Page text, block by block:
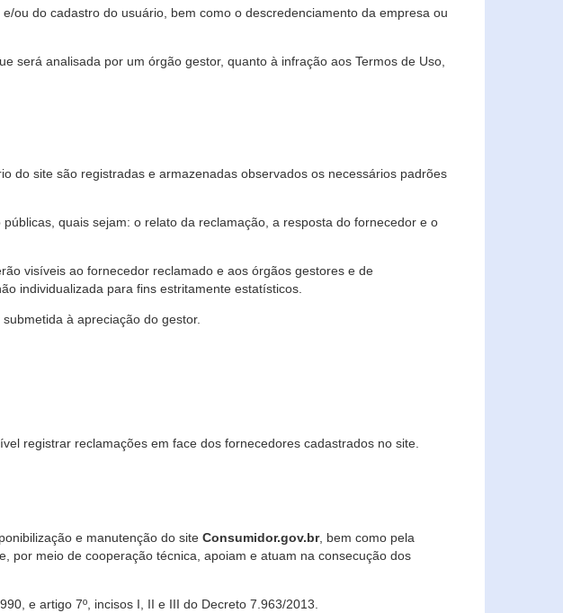
ou do cadastro do usuário, bem como o descredenciamento da empresa ou
será analisada por um órgão gestor, quanto à infração aos Termos de Uso,
do site são registradas e armazenadas observados os necessários padrões
quais sejam: o relato da reclamação, a resposta do fornecedor e o
visíveis ao fornecedor reclamado e aos órgãos gestores e de
individualizada para fins estritamente estatísticos.
à apreciação do gestor.
registrar reclamações em face dos fornecedores cadastrados no site.
e manutenção do site Consumidor.gov.br, bem como pela
por meio de cooperação técnica, apoiam e atuam na consecução dos
e artigo 7º, incisos I, II e III do Decreto 7.963/2013.